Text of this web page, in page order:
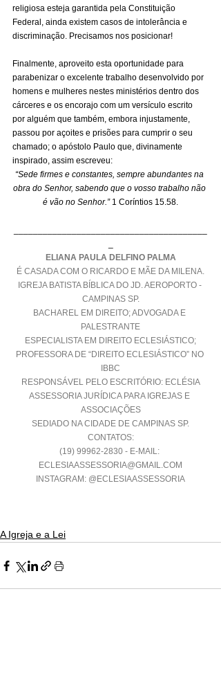
religiosa esteja garantida pela Constituição
Federal, ainda existem casos de intolerância e
discriminação. Precisamos nos posicionar!
Finalmente, aproveito esta oportunidade para
parabenizar o excelente trabalho desenvolvido por
homens e mulheres nestes ministérios dentro dos
cárceres e os encorajo com um versículo escrito
por alguém que também, embora injustamente,
passou por açoites e prisões para cumprir o seu
chamado; o apóstolo Paulo que, divinamente
inspirado, assim escreveu:
“Sede firmes e constantes, sempre abundantes na
obra do Senhor, sabendo que o vosso trabalho não
é vão no Senhor.” 1 Coríntios 15.58.
ELIANA PAULA DELFINO PALMA
É CASADA COM O RICARDO E MÃE DA MILENA.
IGREJA BATISTA BÍBLICA DO JD. AEROPORTO -
CAMPINAS SP.
BACHAREL EM DIREITO; ADVOGADA E
PALESTRANTE
ESPECIALISTA EM DIREITO ECLESIÁSTICO;
PROFESSORA DE “DIREITO ECLESIÁSTICO” NO
IBBC
RESPONSÁVEL PELO ESCRITÓRIO: ECLÉSIA
ASSESSORIA JURÍDICA PARA IGREJAS E
ASSOCIAÇÕES
SEDIADO NA CIDADE DE CAMPINAS SP.
CONTATOS:
(19) 99962-2830 - E-MAIL:
ECLESIAASSESSORIA@GMAIL.COM
INSTAGRAM: @ECLESIAASSESSORIA
A Igreja e a Lei